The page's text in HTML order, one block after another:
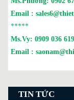
Email :
*****
Ms.Vy: 0909 036 619
Email :
TIN TỨC